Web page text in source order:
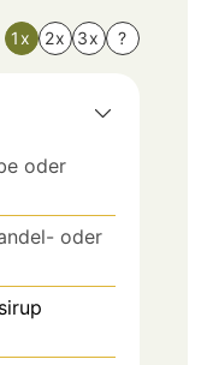
1x 2x 3x ?
oder
oder